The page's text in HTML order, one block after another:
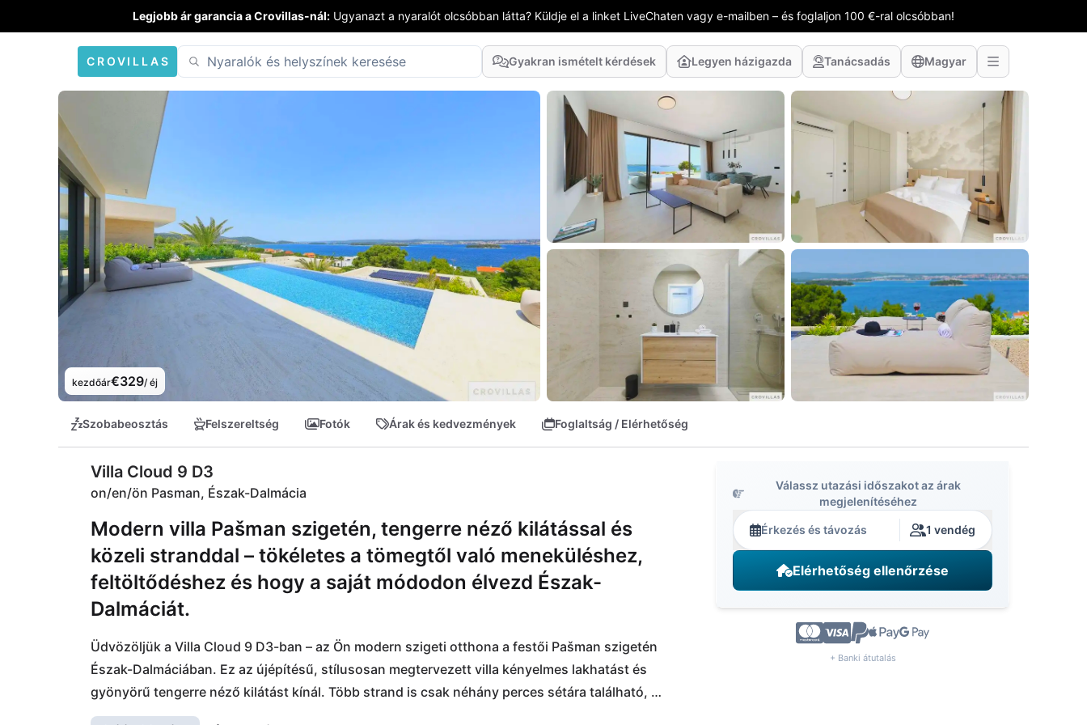
Legjobb ár garancia a Crovillas-nál: Ugyanazt a nyaralót olcsóbban látta? Küldje el a linket LiveChaten vagy e-mailben – és foglaljon 100 €-ral olcsóbban!
CROVILLAS Gyakran ismételt kérdések Legyen házigazda Tanácsadás Magyar
kezdőár€329/ éj
Szobabeosztás Felszereltség Fotók Árak és kedvezmények Foglaltság / Elérhetőség
Villa Cloud 9 D3
on/en/ön Pasman, Észak-Dalmácia
Modern villa Pašman szigetén, tengerre néző kilátással és
közeli stranddal – tökéletes a tömegtől való meneküléshez,
feltöltődéshez és hogy a saját módodon élvezd Észak-
Dalmáciát.
Üdvözöljük a Villa Cloud 9 D3-ban – az Ön modern szigeti otthona a festői Pašman szigetén
Észak-Dalmáciában. Ez az újépítésű, stílusosan megtervezett villa kényelmes lakhatást és
gyönyörű tengerre néző kilátást kínál. Több strand is csak néhány perces sétára található,
tökéletes úszáshoz, napozáshoz vagy búvárkodáshoz. Pašman buja környezete ideális
Válassz utazási időszakot az árak
megjelenítéséhez
Érkezés és távozás 1 vendég
Elérhetőség ellenőrzése
+ Banki átutalás